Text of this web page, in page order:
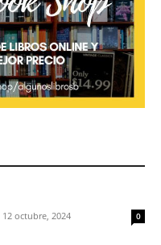
12 octubre, 2024 0